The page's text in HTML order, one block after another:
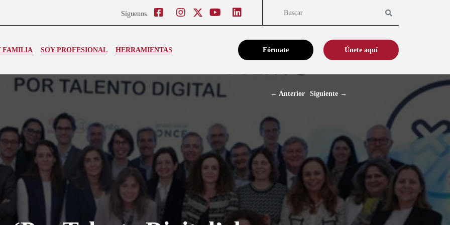
Síguenos
FacebookInstagram
Twitter Youtube
Buscar
FAMILIA SOY PROFESIONAL HERRAMIENTAS Fórmate Únete aquí
← Anterior Siguiente →